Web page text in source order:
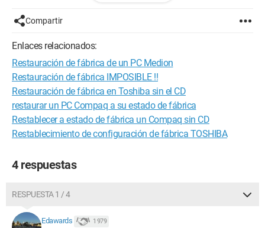
Hace una semana, tuve el placer de ver que una partición
oculta de 300 Mo estaba configurada en la máquina. Así que
usé la información de TOSHIBA para restablecer las
configuraciones de fábrica, presionando F8 al arrancar el
ordenador, hacer reparar, usar TOSHIBA HDD Recovery y
seguir las instrucciones como en este post:
"https://www.commentcamarche.net/faq/17839-restaurer-un-
ordinateur-toshiba-a-son-etat-d-usine"
Y ahí, ¡genial, funciona!
=> Problema (y sí... es aquí donde el cerebro falla):
quiere arrancar.
=> ¡El bicho! <=
Compartir
Enlaces relacionados:
Restauración de fábrica de un PC Medion
Restauración de fábrica IMPOSIBLE !!
Restauración de fábrica en Toshiba sin el CD
restaurar un PC Compaq a su estado de fábrica
Restablecer a estado de fábrica un Compaq sin CD
Restablecimiento de configuración de fábrica TOSHIBA
4 respuestas
RESPUESTA 1 / 4
Edawards 1 979